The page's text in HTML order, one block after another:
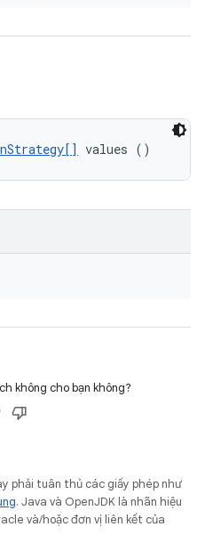
values ()
không cho bạn không?
phải tuân thủ các giấy phép như
. Java và OpenJDK là nhãn hiệu
và/hoặc đơn vị liên kết của